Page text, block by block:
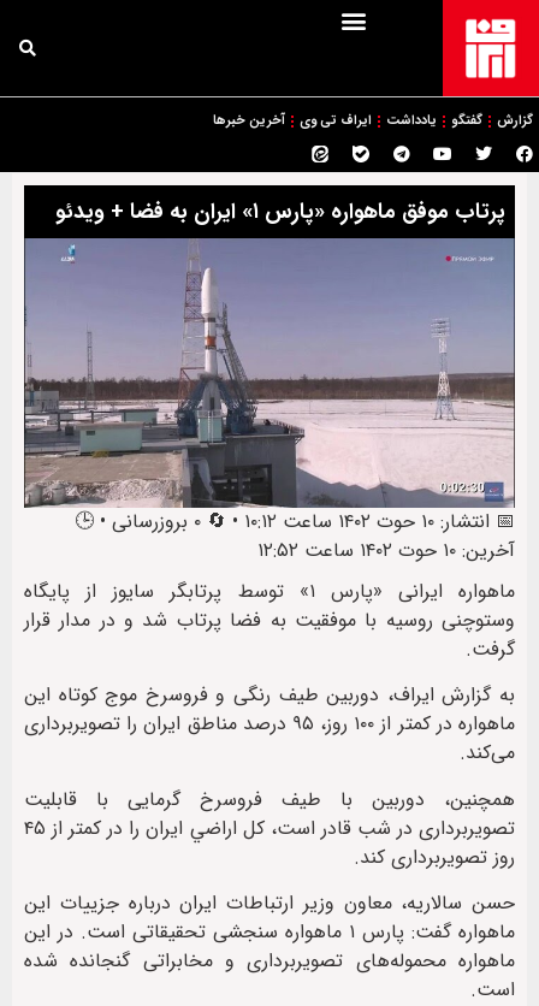
گزارش گفتگو یادداشت ایراف تی وی آخرین خبرها
پرتاب موفق ماهواره «پارس ۱» ایران به فضا + ویدئو
📅 انتشار: ۱۰ حوت ۱۴۰۲ ساعت ۱۰:۱۲ • 🔄 ۰ بروزرسانی • 🕒
آخرین: ۱۰ حوت ۱۴۰۲ ساعت ۱۲:۵۲
ماهواره ایرانی «پارس ۱» توسط پرتابگر سايوز از پايگاه
وستوچنی روسيه با موفقیت به فضا پرتاب شد و در مدار قرار
گرفت.
به گزارش ایراف، دوربين طيف رنگی و فروسرخ موج كوتاه اين
ماهواره در كمتر از ۱۰۰ روز، ۹۵ درصد مناطق ايران را تصويربرداری
می‌كند.
همچنين، دوربين با طيف فروسرخ گرمايی با قابليت
تصويربرداری در شب قادر است، كل اراضي ايران را در كمتر از ۴۵
روز تصويربرداری کند.
حسن سالاریه، معاون وزیر ارتباطات ایران درباره جزییات این
ماهواره گفت:‌ پارس ۱ ماهواره سنجشی تحقیقاتی است. در این
ماهواره محموله‌های تصویربرداری و مخابراتی گنجانده شده
است.